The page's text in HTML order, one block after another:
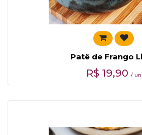
Patê de Frango
R$ 19,90 / un